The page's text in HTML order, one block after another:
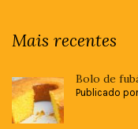
Mais recentes
Bolo de
Publicado